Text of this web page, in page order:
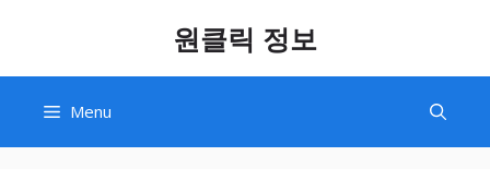
content
원클릭 정보
Menu